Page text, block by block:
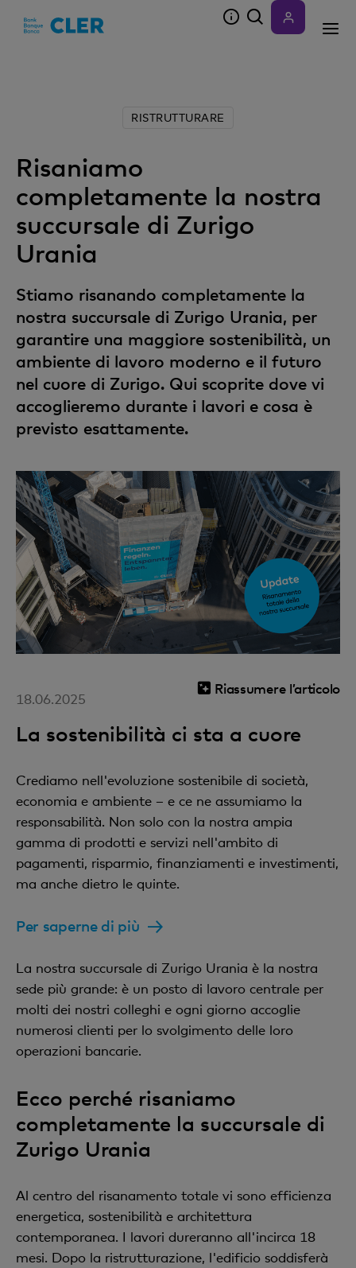
RISTRUTTURARE
Risaniamo
completamente la nostra
succursale di Zurigo
Urania
Stiamo risanando completamente la
nostra succursale di Zurigo Urania, per
garantire una maggiore sostenibilità, un
ambiente di lavoro moderno e il futuro
nel cuore di Zurigo. Qui scoprite dove vi
accoglieremo durante i lavori e cosa è
previsto esattamente.
Riassumere l’articolo
18.06.2025
La sostenibilità ci sta a cuore
Crediamo nell'evoluzione sostenibile di società,
economia e ambiente – e ce ne assumiamo la
responsabilità. Non solo con la nostra ampia
gamma di prodotti e servizi nell'ambito di
pagamenti, risparmio, finanziamenti e investimenti,
ma anche dietro le quinte.
Per saperne di più
La nostra succursale di Zurigo Urania è la nostra
sede più grande: è un posto di lavoro centrale per
molti dei nostri colleghi e ogni giorno accoglie
numerosi clienti per lo svolgimento delle loro
operazioni bancarie.
Ecco perché risaniamo
completamente la succursale di
Zurigo Urania
Al centro del risanamento totale vi sono efficienza
energetica, sostenibilità e architettura
contemporanea. I lavori dureranno all'incirca 18
mesi. Dopo la ristrutturazione, l'edificio soddisferà